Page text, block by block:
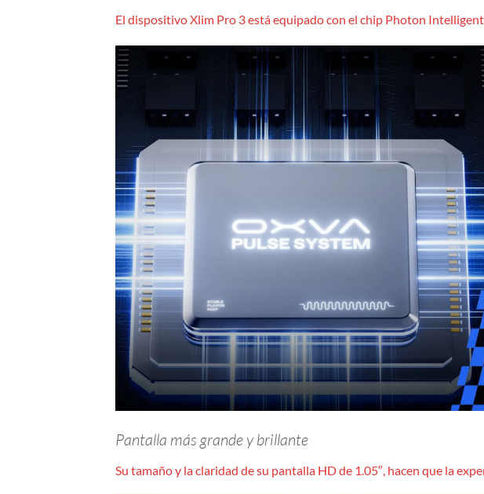
El dispositivo Xlim Pro 3 está equipado con el chip Photon
Pantalla más grande y brillante
Su tamaño y la claridad de su pantalla HD de 1.05″, hacen que la